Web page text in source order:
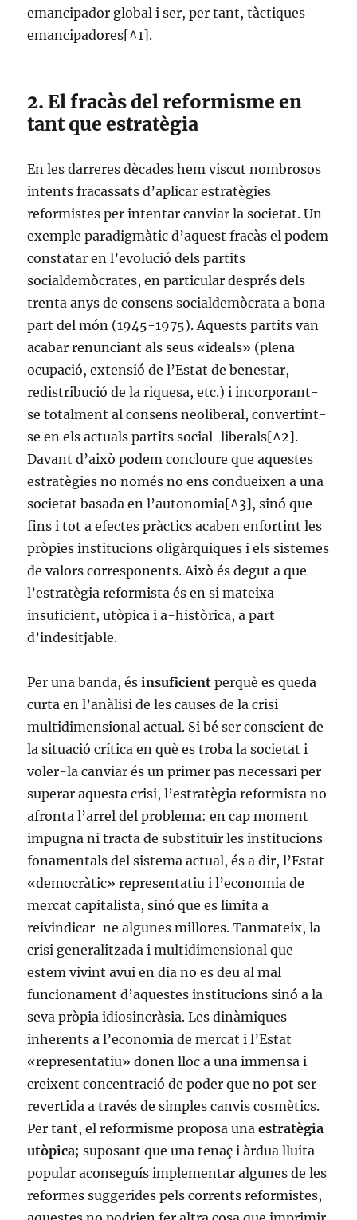
emancipador global i ser, per tant, tàctiques
emancipadores[^1].
2. El fracàs del reformisme en
tant que estratègia
En les darreres dècades hem viscut nombrosos
intents fracassats d’aplicar estratègies
reformistes per intentar canviar la societat. Un
exemple paradigmàtic d’aquest fracàs el podem
constatar en l’evolució dels partits
socialdemòcrates, en particular després dels
trenta anys de consens socialdemòcrata a bona
part del món (1945-1975). Aquests partits van
acabar renunciant als seus «ideals» (plena
ocupació, extensió de l’Estat de benestar,
redistribució de la riquesa, etc.) i incorporant-
se totalment al consens neoliberal, convertint-
se en els actuals partits social-liberals[^2].
Davant d’això podem concloure que aquestes
estratègies no només no ens condueixen a una
societat basada en l’autonomia[^3], sinó que
fins i tot a efectes pràctics acaben enfortint les
pròpies institucions oligàrquiques i els sistemes
de valors corresponents. Això és degut a que
l’estratègia reformista és en si mateixa
insuficient, utòpica i a-històrica, a part
d’indesitjable.
Per una banda, ésinsuficient perquè es queda
curta en l’anàlisi de les causes de la crisi
multidimensional actual. Si bé ser conscient de
la situació crítica en què es troba la societat i
voler-la canviar és un primer pas necessari per
superar aquesta crisi, l’estratègia reformista no
afronta l’arrel del problema: en cap moment
impugna ni tracta de substituir les institucions
fonamentals del sistema actual, és a dir, l’Estat
«democràtic» representatiu i l’economia de
mercat capitalista, sinó que es limita a
reivindicar-ne algunes millores. Tanmateix, la
crisi generalitzada i multidimensional que
estem vivint avui en dia no es deu al mal
funcionament d’aquestes institucions sinó a la
seva pròpia idiosincràsia. Les dinàmiques
inherents a l’economia de mercat i l’Estat
«representatiu» donen lloc a una immensa i
creixent concentració de poder que no pot ser
revertida a través de simples canvis cosmètics.
Per tant, el reformisme proposa unaestratègia
utòpica; suposant que una tenaç i àrdua lluita
popular aconseguís implementar algunes de les
reformes suggerides pels corrents reformistes,